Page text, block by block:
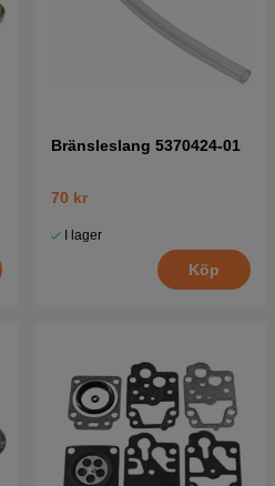
Bränsleslang 5370424-01
70 kr
I lager
Köp